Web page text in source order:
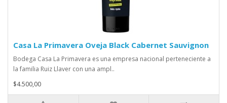
Casa La Primavera Oveja Black Cabernet Sauvignon
Bodega Casa La Primavera es una empresa nacional perteneciente a
la familia Ruiz Llaver con una ampl..
$4.500,00